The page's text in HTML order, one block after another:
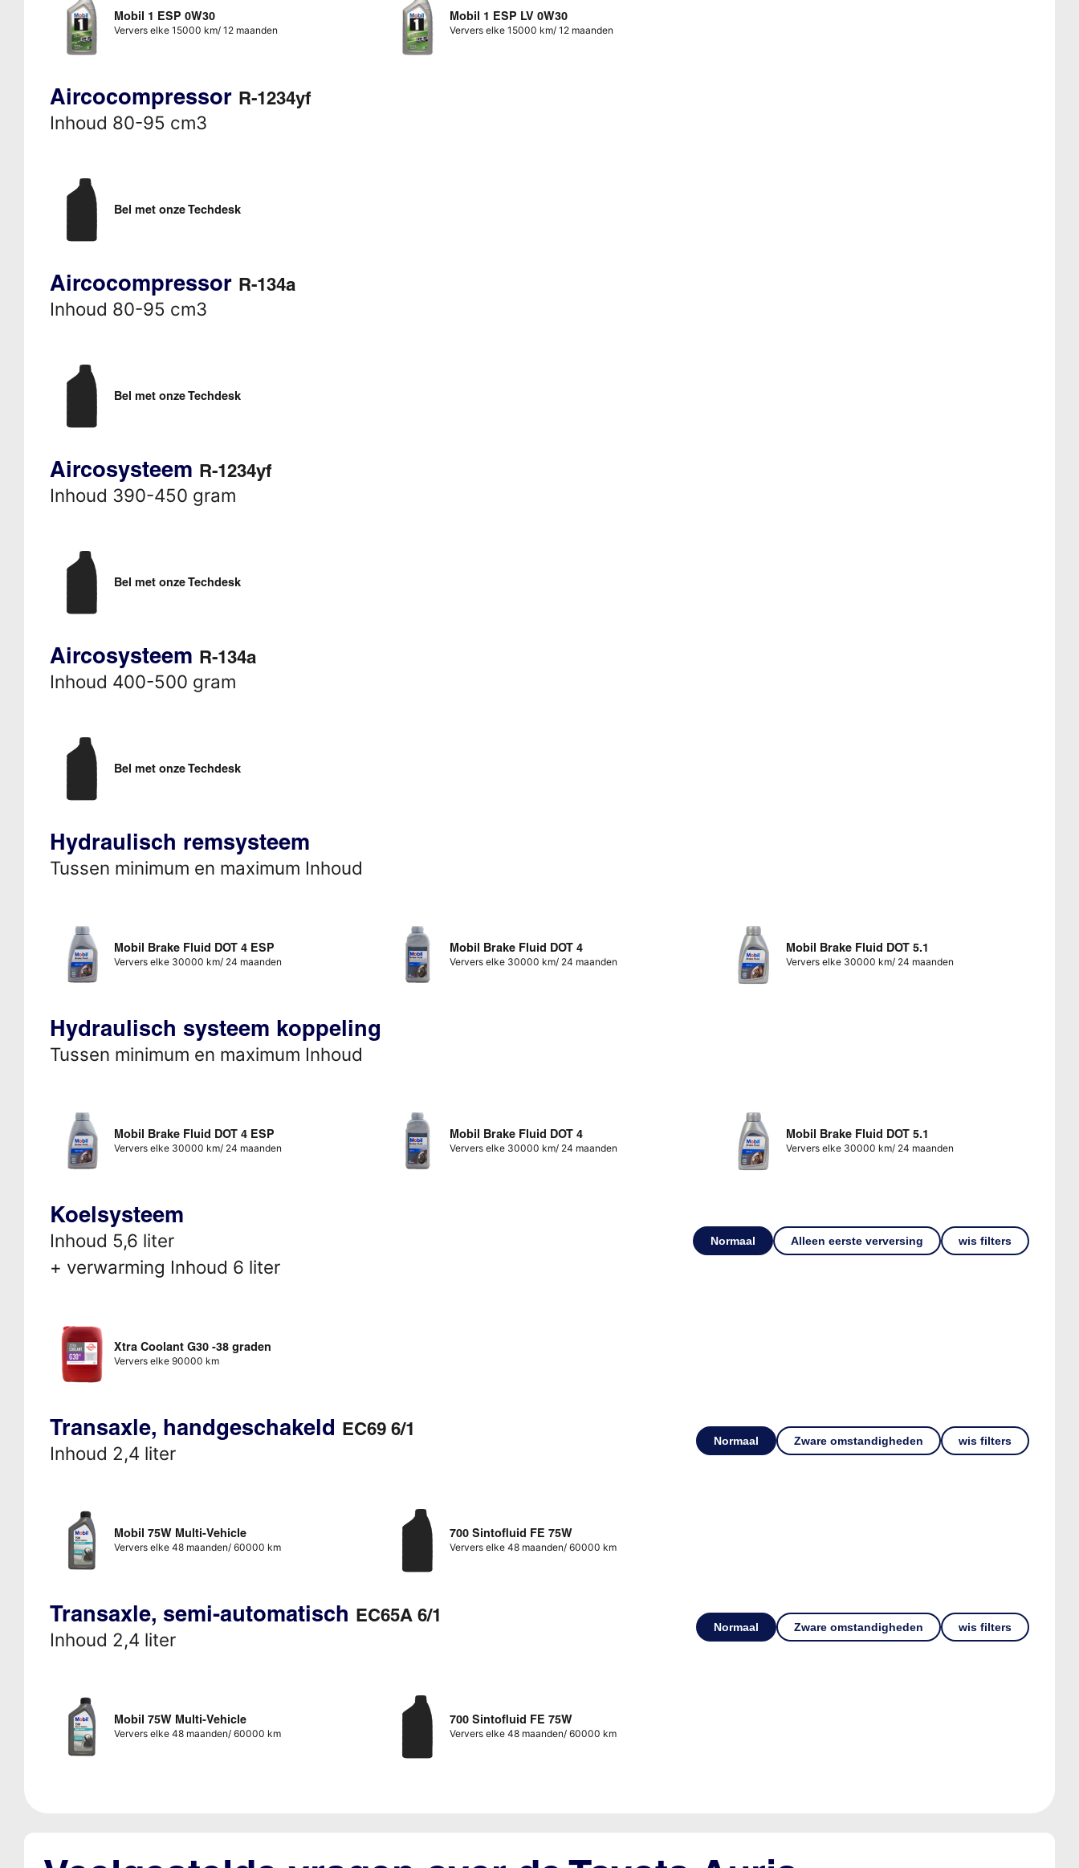
Mobil 1 ESP 0W30
Ververs elke 15000 km/ 12 maanden
Mobil 1 ESP LV 0W30
Ververs elke 15000 km/ 12 maanden
Aircocompressor R-1234yf
Inhoud 80-95 cm3
Bel met onze Techdesk
Aircocompressor R-134a
Inhoud 80-95 cm3
Bel met onze Techdesk
Aircosysteem R-1234yf
Inhoud 390-450 gram
Bel met onze Techdesk
Aircosysteem R-134a
Inhoud 400-500 gram
Bel met onze Techdesk
Hydraulisch remsysteem
Tussen minimum en maximum Inhoud
Mobil Brake Fluid DOT 4 ESP
Ververs elke 30000 km/ 24 maanden
Mobil Brake Fluid DOT 4
Ververs elke 30000 km/ 24 maanden
Mobil Brake Fluid DOT 5.1
Ververs elke 30000 km/ 24 maanden
Hydraulisch systeem koppeling
Tussen minimum en maximum Inhoud
Mobil Brake Fluid DOT 4 ESP
Ververs elke 30000 km/ 24 maanden
Mobil Brake Fluid DOT 4
Ververs elke 30000 km/ 24 maanden
Mobil Brake Fluid DOT 5.1
Ververs elke 30000 km/ 24 maanden
Koelsysteem
Inhoud 5,6 liter
+ verwarming Inhoud 6 liter
Normaal Alleen eerste verversing wis filters
Xtra Coolant G30 -38 graden
Ververs elke 90000 km
Transaxle, handgeschakeld EC69 6/1
Inhoud 2,4 liter
Normaal Zware omstandigheden wis filters
Mobil 75W Multi-Vehicle
Ververs elke 48 maanden/ 60000 km
700 Sintofluid FE 75W
Ververs elke 48 maanden/ 60000 km
Transaxle, semi-automatisch EC65A 6/1
Inhoud 2,4 liter
Normaal Zware omstandigheden wis filters
Mobil 75W Multi-Vehicle
Ververs elke 48 maanden/ 60000 km
700 Sintofluid FE 75W
Ververs elke 48 maanden/ 60000 km